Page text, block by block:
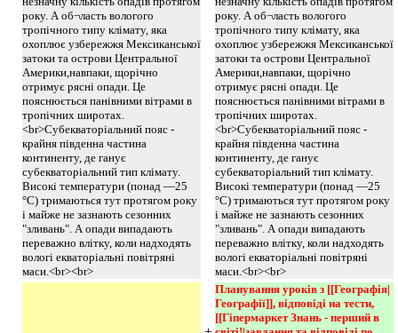
року. А об¬ласть вологого
тропічного типу клімату, яка
охоплює узбережжя Мексиканської
затоки та острови Центральної
Америки,навпаки, щорічно
отримує рясні опади. Це
пояснюється панівними вітрами в
тропічних широтах.
<br>Субекваторіальний пояс -
крайня південна частина
континенту, де ганує
субекваторіальний тип клімату.
Високі температури (понад —25
°С) тримаються тут протягом року
і майже не зазнають сезонних
"зливань". А опади випадають
переважно влітку, коли надходять
вологі екваторіальні повітряні
маси.<br><br>
року. А об¬ласть вологого
тропічного типу клімату, яка
охоплює узбережжя Мексиканської
затоки та острови Центральної
Америки,навпаки, щорічно
отримує рясні опади. Це
пояснюється панівними вітрами в
тропічних широтах.
<br>Субекваторіальний пояс -
крайня південна частина
континенту, де ганує
субекваторіальний тип клімату.
Високі температури (понад —25
°С) тримаються тут протягом року
і майже не зазнають сезонних
"зливань". А опади випадають
переважно влітку, коли надходять
вологі екваторіальні повітряні
маси.<br><br>
Планування уроків з [[Географія|
Географії]], відповіді на тести,
[[Гіпермаркет Знань - перший в